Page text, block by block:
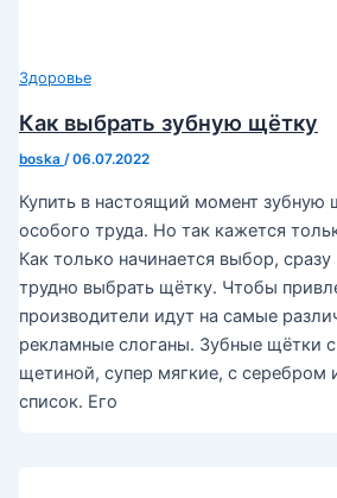
Здоровье
Как выбрать зубную щётку
boska /06.07.2022
Купить в настоящий момент зубную
особого труда. Но так кажется
Как только начинается выбор,
трудно выбрать щётку. Чтобы
производители идут на самые
рекламные слоганы. Зубные щётки с
щетиной, супер мягкие, с серебром
список. Его